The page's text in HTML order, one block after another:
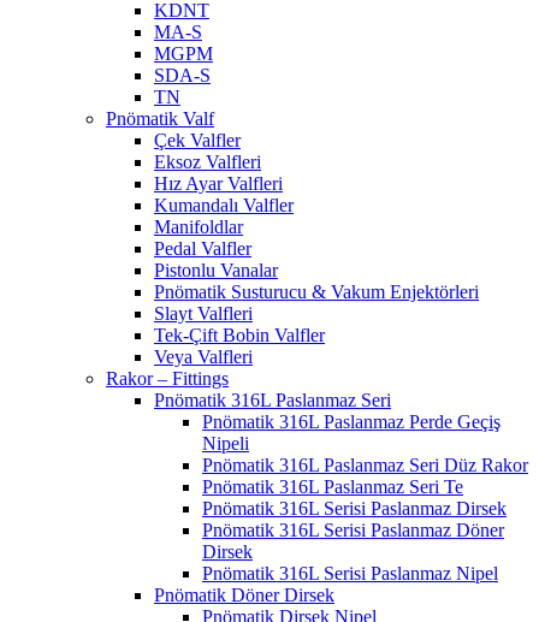
KDNT
MA-S
MGPM
SDA-S
TN
Pnömatik Valf
Çek Valfler
Eksoz Valfleri
Hız Ayar Valfleri
Kumandalı Valfler
Manifoldlar
Pedal Valfler
Pistonlu Vanalar
Pnömatik Susturucu & Vakum Enjektörleri
Slayt Valfleri
Tek-Çift Bobin Valfler
Veya Valfleri
Rakor – Fittings
Pnömatik 316L Paslanmaz Seri
Pnömatik 316L Paslanmaz Perde Geçiş
Nipeli
Pnömatik 316L Paslanmaz Seri Düz Rakor
Pnömatik 316L Paslanmaz Seri Te
Pnömatik 316L Serisi Paslanmaz Dirsek
Pnömatik 316L Serisi Paslanmaz Döner
Dirsek
Pnömatik 316L Serisi Paslanmaz Nipel
Pnömatik Döner Dirsek
Pnömatik Dirsek Nipel